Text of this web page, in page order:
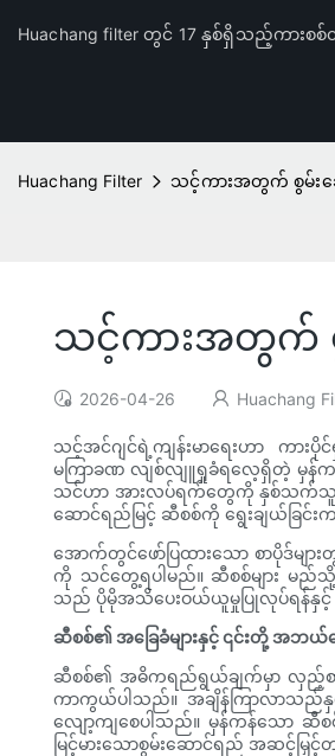
Huachang filter တွင် 17 နှစ်ရှိသည့်ကား
Huachang Filter သင့်ကားအတွက် စွမ်းဆ
သင့်ကားအတွက် စွ
2026-04-26 Huachang
သင့်အင်ဂျင်ရဲ့ကျန်းမာရေးဟာ ကာ
မကြာခဏ လျစ်လျူရှုခံရလေ့ရှိတဲ့ မှန်
သင်ဟာ အားလပ်ရက်တွေကို နှစ်သက်သူဖြစ်
ဆောင်ရည်မြင့် ဆီစစ်ကို ရွေးချယ်ခြင်
အောက်တွင်ဖော်ပြထားသော စာပိုဒ်မ
ကို သင်တွေ့ရပါမည်။ ဆီစစ်များ မည်သို့
သည် ပိုမိုအသိပေးဝယ်ယူမှုပြုလုပ်ရန်နှင့် သ
ဆီစစ်၏ အခြေခံများနှင့် ၎င်းတို့ အဘယ်
ဆီစစ်၏ အဓိကရည်ရွယ်ချက်မှာ လှည့်စားနို
ကာကွယ်ပါသည်။ အချိန်ကြာလာသည်နှင့်
လျော့ကျစေပါသည်။ မှန်ကန်သော ဆီ
မြင့်မားသောစွမ်းဆောင်ရည် အဆင့်မြှင့်